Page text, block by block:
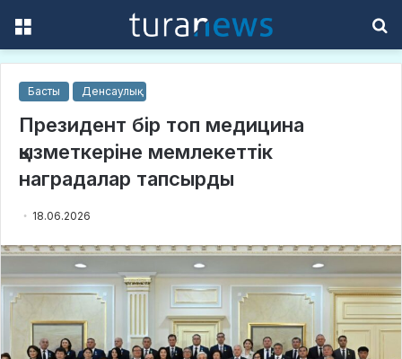
Басты Денсаулық
Президент бір топ медицина
қызметкеріне мемлекеттік
наградалар тапсырды
18.06.2026